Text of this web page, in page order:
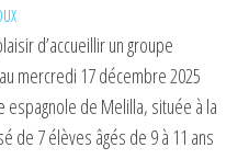
d’accueillir un groupe
mercredi 17 décembre 2025
espagnole de Melilla, située à la
de 7 élèves âgés de 9 à 11 ans